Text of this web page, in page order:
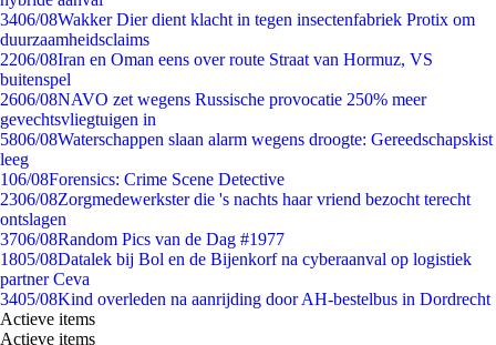
3406/08Wakker Dier dient klacht in tegen insectenfabriek Protix om
duurzaamheidsclaims
2206/08Iran en Oman eens over route Straat van Hormuz, VS
buitenspel
2606/08NAVO zet wegens Russische provocatie 250% meer
gevechtsvliegtuigen in
5806/08Waterschappen slaan alarm wegens droogte: Gereedschapskist
leeg
106/08Forensics: Crime Scene Detective
2306/08Zorgmedewerkster die 's nachts haar vriend bezocht terecht
ontslagen
3706/08Random Pics van de Dag #1977
1805/08Datalek bij Bol en de Bijenkorf na cyberaanval op logistiek
partner Ceva
3405/08Kind overleden na aanrijding door AH-bestelbus in Dordrecht
Actieve items
Actieve items